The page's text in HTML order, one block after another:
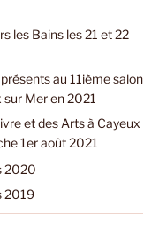
les Bains les 21 et 22
au 11ième salon
sur Mer en 2021
et des Arts à Cayeux
1er août 2021
2020
2019